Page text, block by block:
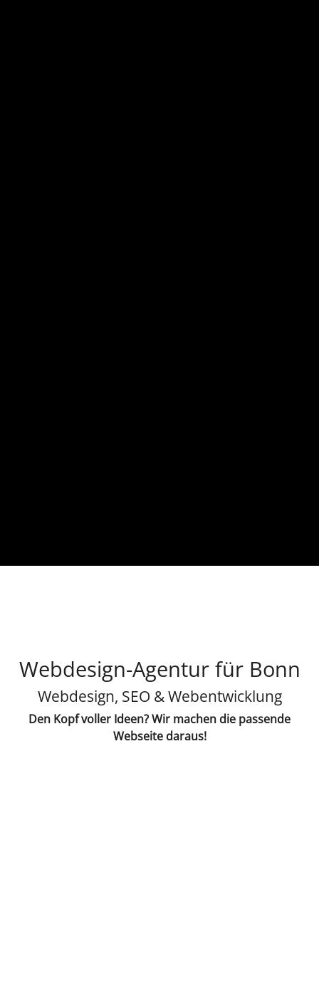
Webdesign-Agentur für Bonn
Webdesign, SEO & Webentwicklung
Den Kopf voller Ideen? Wir machen die passende
Webseite daraus!